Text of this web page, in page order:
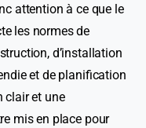
attention à ce que le
les normes de
d’installation
et de planification
clair et une
mis en place pour